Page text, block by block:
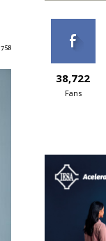
758
38,722
Fans